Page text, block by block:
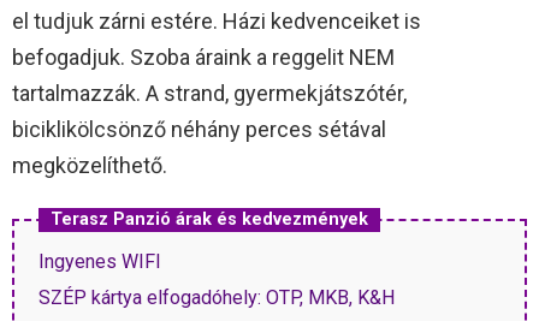
el tudjuk zárni estére. Házi kedvenceiket is
befogadjuk. Szoba áraink a reggelit NEM
tartalmazzák. A strand, gyermekjátszótér,
biciklikölcsönző néhány perces sétával
megközelíthető.
Terasz Panzió árak és kedvezmények
Ingyenes WIFI
SZÉP kártya elfogadóhely: OTP, MKB, K&H